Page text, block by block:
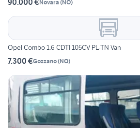
90.000 €Novara (NO)
Opel Combo 1.6 CDTI 105CV PL-TN Van
7.300 €Gozzano(NO)